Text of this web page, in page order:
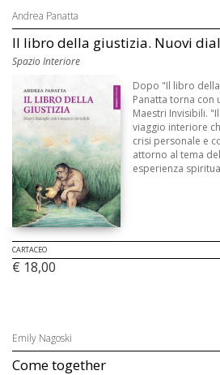
Andrea Panatta
Il libro della giustizia. Nuovi
Spazio Interiore
Dopo "Il libro
Panatta torna con
Maestri Invisibili.
viaggio interiore
crisi personale e
attorno al tema
esperienza
CARTACEO
€ 18,00
Emily Nagoski
Come together